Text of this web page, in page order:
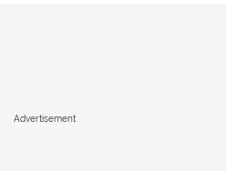
Advertisement